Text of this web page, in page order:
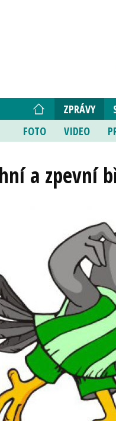
ZPRÁVY
FOTO
VIDEO
a zpevní